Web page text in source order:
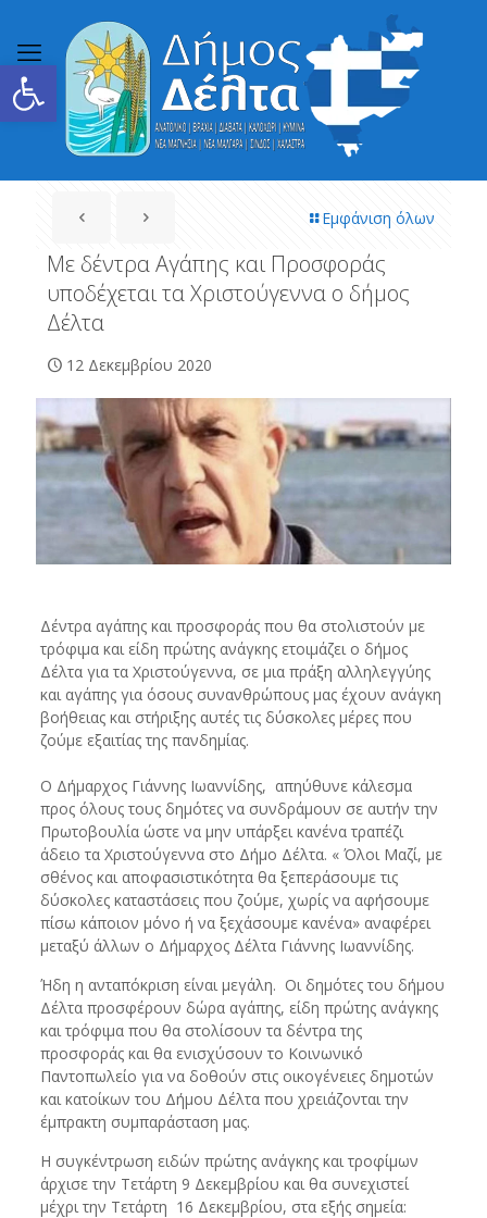
Ανοίξτε τη γραμμή εργαλείων
Εμφάνιση όλων
Με δέντρα Αγάπης και Προσφοράς
υποδέχεται τα Χριστούγεννα ο δήμος
Δέλτα
12 Δεκεμβρίου 2020
Δέντρα αγάπης και προσφοράς που θα στολιστούν με
τρόφιμα και είδη πρώτης ανάγκης ετοιμάζει ο δήμος
Δέλτα για τα Χριστούγεννα, σε μια πράξη αλληλεγγύης
και αγάπης για όσους συνανθρώπους μας έχουν ανάγκη
βοήθειας και στήριξης αυτές τις δύσκολες μέρες που
ζούμε εξαιτίας της πανδημίας.
Ο Δήμαρχος Γιάννης Ιωαννίδης, απηύθυνε κάλεσμα
προς όλους τους δημότες να συνδράμουν σε αυτήν την
Πρωτοβουλία ώστε να μην υπάρξει κανένα τραπέζι
άδειο τα Χριστούγεννα στο Δήμο Δέλτα. « Όλοι Μαζί, με
σθένος και αποφασιστικότητα θα ξεπεράσουμε τις
δύσκολες καταστάσεις που ζούμε, χωρίς να αφήσουμε
πίσω κάποιον μόνο ή να ξεχάσουμε κανένα» αναφέρει
μεταξύ άλλων ο Δήμαρχος Δέλτα Γιάννης Ιωαννίδης.
Ήδη η ανταπόκριση είναι μεγάλη. Οι δημότες του δήμου
Δέλτα προσφέρουν δώρα αγάπης, είδη πρώτης ανάγκης
και τρόφιμα που θα στολίσουν τα δέντρα της
προσφοράς και θα ενισχύσουν το Κοινωνικό
Παντοπωλείο για να δοθούν στις οικογένειες δημοτών
και κατοίκων του Δήμου Δέλτα που χρειάζονται την
έμπρακτη συμπαράσταση μας.
Η συγκέντρωση ειδών πρώτης ανάγκης και τροφίμων
άρχισε την Τετάρτη 9 Δεκεμβρίου και θα συνεχιστεί
μέχρι την Τετάρτη 16 Δεκεμβρίου, στα εξής σημεία: